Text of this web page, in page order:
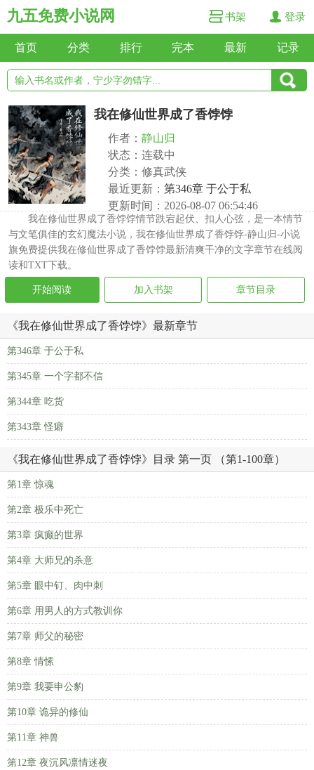
九五免费小说网 书架 登录
首页 分类 排行 完本 最新 记录
我在修仙世界成了香饽饽
作者： 静山归
状态：连载中
分类：修真武侠
最近更新： 第346章 于公于私
更新时间：2026-08-07 06:54:46
我在修仙世界成了香饽饽情节跌宕起伏、扣人心弦，是一本情节
与文笔俱佳的玄幻魔法小说，我在修仙世界成了香饽饽-静山归-小说
旗免费提供我在修仙世界成了香饽饽最新清爽干净的文字章节在线阅
读和TXT下载。
开始阅读 加入书架 章节目录
《我在修仙世界成了香饽饽》最新章节
第346章 于公于私
第345章 一个字都不信
第344章 吃货
第343章 怪癖
《我在修仙世界成了香饽饽》目录 第一页 （第1-100章）
第1章 惊魂
第2章 极乐中死亡
第3章 疯癫的世界
第4章 大师兄的杀意
第5章 眼中钉、肉中刺
第6章 用男人的方式教训你
第7章 师父的秘密
第8章 情愫
第9章 我要申公豹
第10章 诡异的修仙
第11章 神兽
第12章 夜沉风凛情迷夜